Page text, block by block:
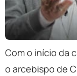
Com o início da
o arcebispo de